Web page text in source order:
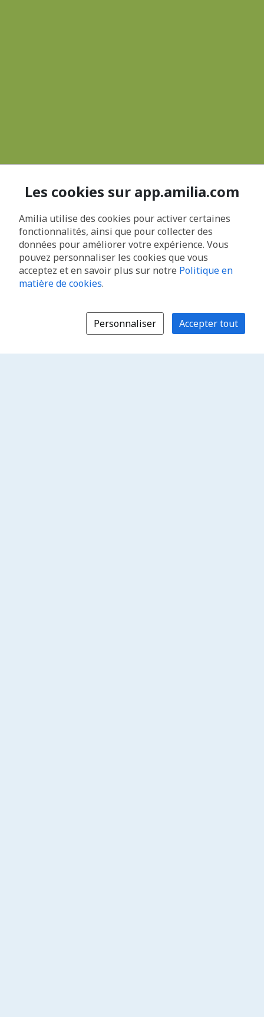
Les cookies sur app.amilia.com
Amilia utilise des cookies pour activer certaines
fonctionnalités, ainsi que pour collecter des
données pour améliorer votre expérience. Vous
pouvez personnaliser les cookies que vous
acceptez et en savoir plus sur notre Politique en
matière de cookies.
Personnaliser Accepter tout